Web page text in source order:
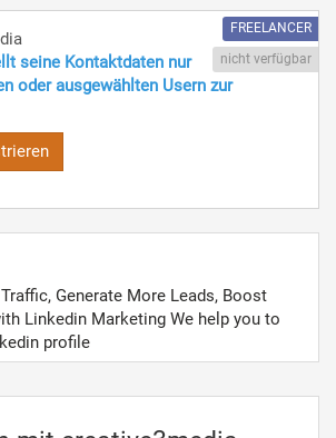
FREELANCER
nicht verfügbar
seine Kontaktdaten nur
oder ausgewählten Usern zur
Generate More Leads, Boost
Linkedin Marketing We help you to
profile